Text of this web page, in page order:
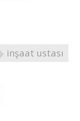
inşaat ustası